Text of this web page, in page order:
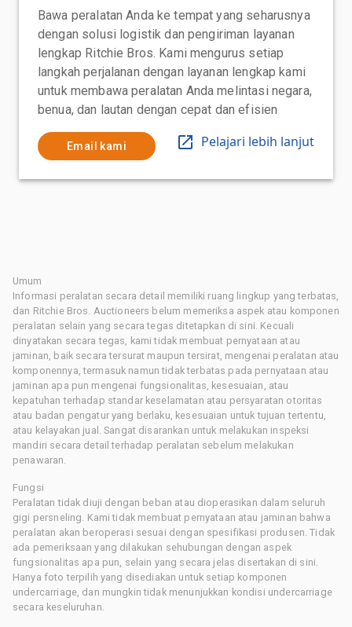
Bawa peralatan Anda ke tempat yang seharusnya
dengan solusi logistik dan pengiriman layanan
lengkap Ritchie Bros. Kami mengurus setiap
langkah perjalanan dengan layanan lengkap kami
untuk membawa peralatan Anda melintasi negara,
benua, dan lautan dengan cepat dan efisien
Email kami Pelajari lebih lanjut
Umum
Informasi peralatan secara detail memiliki ruang lingkup yang terbatas,
dan Ritchie Bros. Auctioneers belum memeriksa aspek atau komponen
peralatan selain yang secara tegas ditetapkan di sini. Kecuali
dinyatakan secara tegas, kami tidak membuat pernyataan atau
jaminan, baik secara tersurat maupun tersirat, mengenai peralatan atau
komponennya, termasuk namun tidak terbatas pada pernyataan atau
jaminan apa pun mengenai fungsionalitas, kesesuaian, atau
kepatuhan terhadap standar keselamatan atau persyaratan otoritas
atau badan pengatur yang berlaku, kesesuaian untuk tujuan tertentu,
atau kelayakan jual. Sangat disarankan untuk melakukan inspeksi
mandiri secara detail terhadap peralatan sebelum melakukan
penawaran.
Fungsi
Peralatan tidak diuji dengan beban atau dioperasikan dalam seluruh
gigi persneling. Kami tidak membuat pernyataan atau jaminan bahwa
peralatan akan beroperasi sesuai dengan spesifikasi produsen. Tidak
ada pemeriksaan yang dilakukan sehubungan dengan aspek
fungsionalitas apa pun, selain yang secara jelas disertakan di sini.
Hanya foto terpilih yang disediakan untuk setiap komponen
undercarriage, dan mungkin tidak menunjukkan kondisi undercarriage
secara keseluruhan.